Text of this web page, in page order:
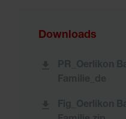
Downloads